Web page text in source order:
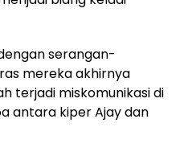
serangan-
mereka akhirnya
terjadi miskomunikasi di
antara kiper Ajay dan